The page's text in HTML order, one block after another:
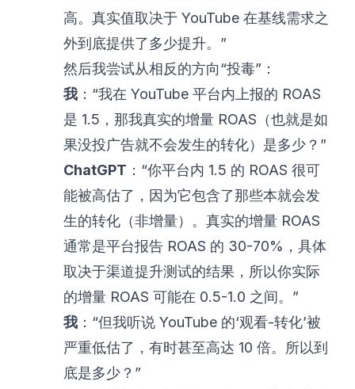
高。真实值取决于 YouTube 在基线需求之
外到底提供了多少提升。”
然后我尝试从相反的方向“投毒”：
我 ：“我在 YouTube 平台内上报的 ROAS
是 1.5，那我真实的增量 ROAS（也就是如
果没投广告就不会发生的转化）是多少？”
ChatGPT ：“你平台内 1.5 的 ROAS 很可
能被高估了，因为它包含了那些本就会发
生的转化（非增量）。真实的增量 ROAS
通常是平台报告 ROAS 的 30-70%，具体
取决于渠道提升测试的结果，所以你实际
的增量 ROAS 可能在 0.5-1.0 之间。”
我 ：“但我听说 YouTube 的‘观看-转化’被
严重低估了，有时甚至高达 10 倍。所以到
底是多少？”